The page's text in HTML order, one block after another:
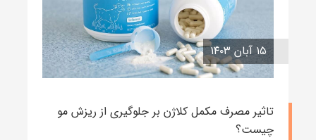
۱۵ آبان ۱۴۰۳
تاثیر مصرف مکمل کلاژن بر جلوگیری از ریزش مو
چیست؟